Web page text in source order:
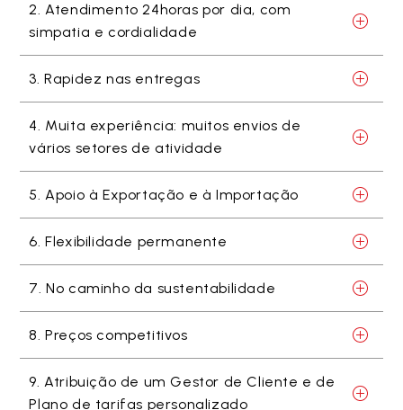
2. Atendimento 24horas por dia, com
simpatia e cordialidade
3. Rapidez nas entregas
4. Muita experiência: muitos envios de
vários setores de atividade
5. Apoio à Exportação e à Importação
6. Flexibilidade permanente
7. No caminho da sustentabilidade
8. Preços competitivos
9. Atribuição de um Gestor de Cliente e de
Plano de tarifas personalizado